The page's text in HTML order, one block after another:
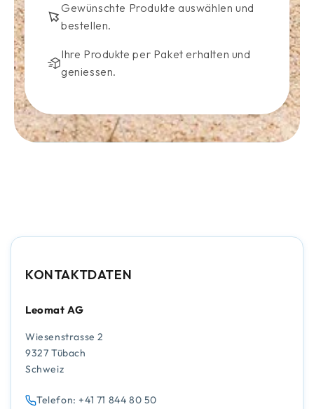
Gewünschte Produkte auswählen und
bestellen.
Ihre Produkte per Paket erhalten und
geniessen.
KONTAKTDATEN
Leomat AG
Wiesenstrasse 2
9327 Tübach
Schweiz
Telefon: +41 71 844 80 50